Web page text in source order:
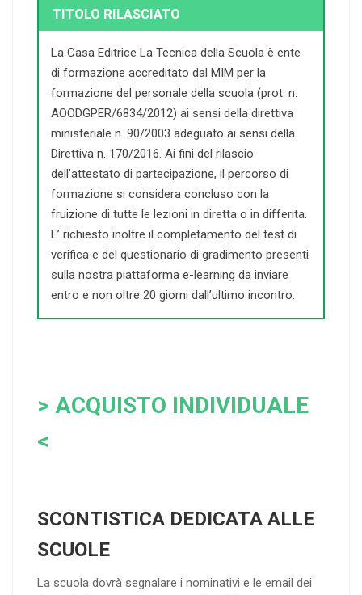
TITOLO RILASCIATO
La Casa Editrice La Tecnica della Scuola è ente
di formazione accreditato dal MIM per la
formazione del personale della scuola (prot. n.
AOODGPER/6834/2012) ai sensi della direttiva
ministeriale n. 90/2003 adeguato ai sensi della
Direttiva n. 170/2016. Ai fini del rilascio
dell’attestato di partecipazione, il percorso di
formazione si considera concluso con la
fruizione di tutte le lezioni in diretta o in differita.
E’ richiesto inoltre il completamento del test di
verifica e del questionario di gradimento presenti
sulla nostra piattaforma e-learning da inviare
entro e non oltre 20 giorni dall’ultimo incontro.
> ACQUISTO INDIVIDUALE
<
SCONTISTICA DEDICATA ALLE
SCUOLE
La scuola dovrà segnalare i nominativi e le email dei